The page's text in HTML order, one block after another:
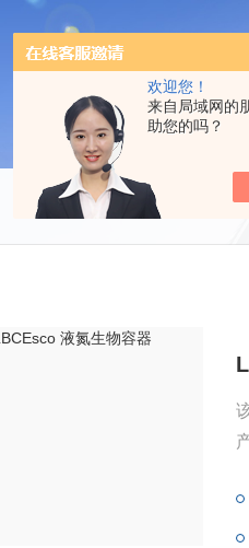
欢迎您！
来自局域网的
助您的吗？